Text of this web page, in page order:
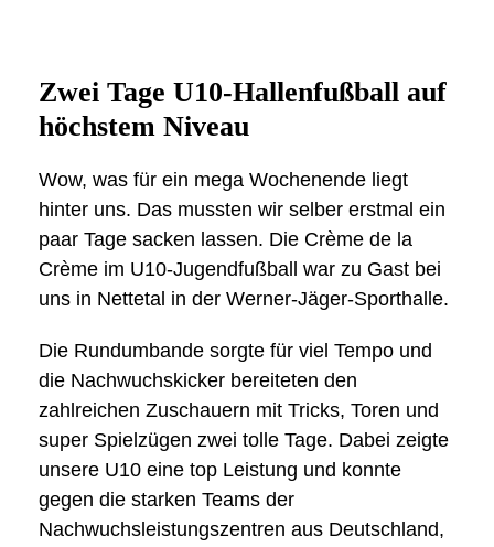
Zwei Tage U10-Hallenfußball auf
höchstem Niveau
Wow, was für ein mega Wochenende liegt
hinter uns. Das mussten wir selber erstmal ein
paar Tage sacken lassen. Die Crème de la
Crème im U10-Jugendfußball war zu Gast bei
uns in Nettetal in der Werner-Jäger-Sporthalle.
Die Rundumbande sorgte für viel Tempo und
die Nachwuchskicker bereiteten den
zahlreichen Zuschauern mit Tricks, Toren und
super Spielzügen zwei tolle Tage. Dabei zeigte
unsere U10 eine top Leistung und konnte
gegen die starken Teams der
Nachwuchsleistungszentren aus Deutschland,